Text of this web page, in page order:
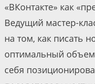
«ВКонтакте» как
Ведущий мастер-
на том, как писать
оптимальный
себя